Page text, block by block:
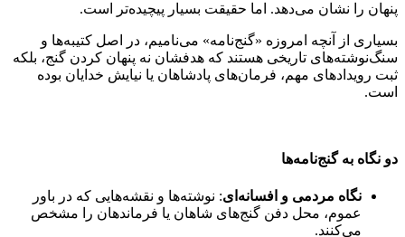
پنهان را نشان می‌دهد. اما حقیقت بسیار پیچیده‌تر است.
بسیاری از آنچه امروزه «گنج‌نامه» می‌نامیم، در اصل کتیبه‌ها و
سنگ‌نوشته‌های تاریخی هستند که هدفشان نه پنهان کردن گنج، بلکه
ثبت رویدادهای مهم، فرمان‌های پادشاهان یا نیایش خدایان بوده
است.
دو نگاه به گنج‌نامه‌ها
نگاه مردمی و افسانه‌ای: نوشته‌ها و نقشه‌هایی که در باور
عموم، محل دفن گنج‌های شاهان یا فرماندهان را مشخص
می‌کنند.